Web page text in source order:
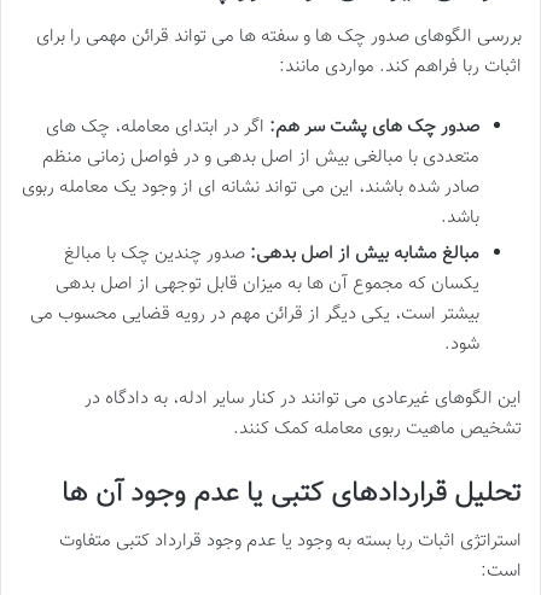
بررسی الگوهای صدور چک ها و سفته ها می تواند قرائن مهمی را برای
اثبات ربا فراهم کند. مواردی مانند:
صدور چک های پشت سر هم: اگر در ابتدای معامله، چک های
متعددی با مبالغی بیش از اصل بدهی و در فواصل زمانی منظم
صادر شده باشند، این می تواند نشانه ای از وجود یک معامله ربوی
باشد.
مبالغ مشابه بیش از اصل بدهی: صدور چندین چک با مبالغ
یکسان که مجموع آن ها به میزان قابل توجهی از اصل بدهی
بیشتر است، یکی دیگر از قرائن مهم در رویه قضایی محسوب می
شود.
این الگوهای غیرعادی می توانند در کنار سایر ادله، به دادگاه در
تشخیص ماهیت ربوی معامله کمک کنند.
تحلیل قراردادهای کتبی یا عدم وجود آن ها
استراتژی اثبات ربا بسته به وجود یا عدم وجود قرارداد کتبی متفاوت
است: